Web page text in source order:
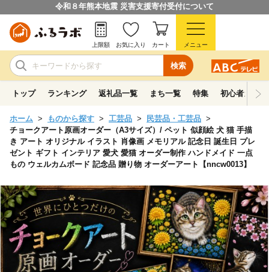
令和８年熊本地震 災害支援寄付受付について
検索
上限額 お気に入り カート メニュー
トップ ランキング 返礼品一覧 まち一覧 特集 初心者ガイド
ホーム ものから探す 工芸品
民芸品・工芸品
チョークアート原画オーダー（A3サイズ）/ ペット 似顔絵 犬 猫 手描
き アート オリジナル イラスト 肖像画 メモリアル 記念日 誕生日 プレ
ゼント ギフト インテリア 愛犬 愛猫 オーダー制作 ハンドメイド 一点
もの ウェルカムボード 記念品 贈り物 オーダーアート【nncw0013】